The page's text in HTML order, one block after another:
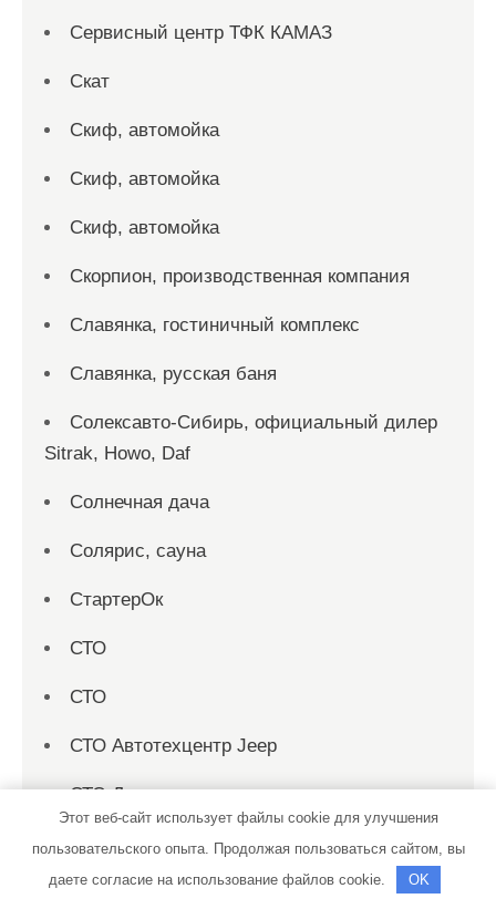
Сервисный центр ТФК КАМАЗ
Скат
Скиф, автомойка
Скиф, автомойка
Скиф, автомойка
Скорпион, производственная компания
Славянка, гостиничный комплекс
Славянка, русская баня
Солексавто-Сибирь, официальный дилер
Sitrak, Howo, Daf
Солнечная дача
Солярис, сауна
СтартерОк
СТО
СТО
СТО Автотехцентр Jeep
СТО Дизель
Сто-2000
Строй Двор, производственно-складская
Этот веб-сайт использует файлы cookie для улучшения
пользовательского опыта. Продолжая пользоваться сайтом, вы
даете согласие на использование файлов cookie.
OK